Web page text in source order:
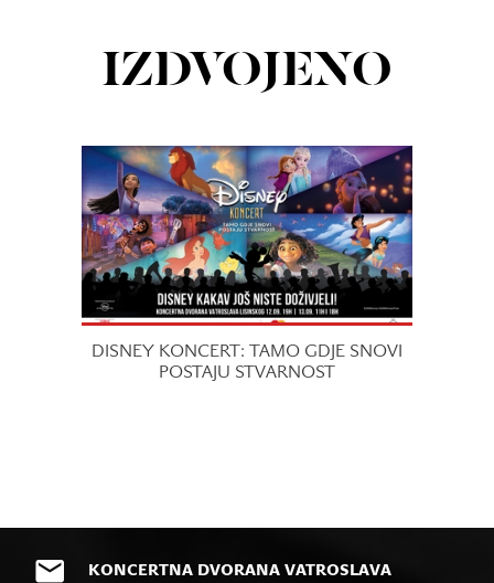
IZDVOJENO
DISNEY KONCERT: TAMO GDJE SNOVI
POSTAJU STVARNOST
KONCERTNA DVORANA VATROSLAVA